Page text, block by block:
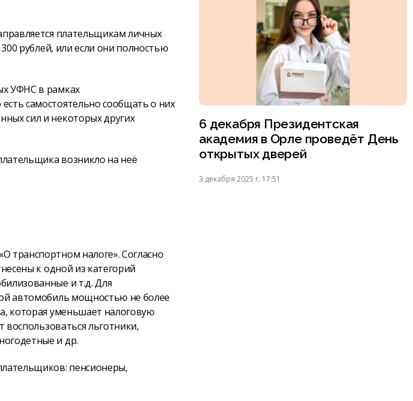
плательщикам личных
рублей, или если они полностью
УФНС в рамках
самостоятельно сообщать о них
сил и некоторых других
возникло на неё
транспортном налоге». Согласно
к одной из категорий
и т.д. Для
автомобиль мощностью не более
которая уменьшает налоговую
воспользоваться льготники,
и др.
пенсионеры,
6 декабря Президентская
академия в Орле проведёт День
открытых дверей
3 декабря 2025 г. 17:51